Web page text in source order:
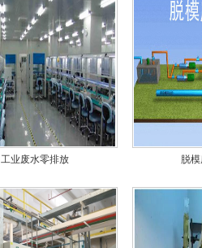
工业废水零排放 脱